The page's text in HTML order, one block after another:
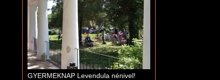
GYERMEKNAP Levendula nénivel!